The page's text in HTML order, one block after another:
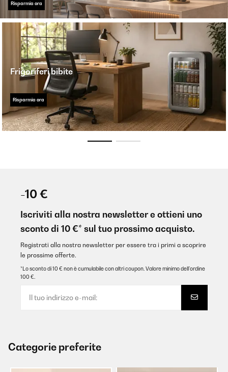
Risparmia ora
Frigoriferi bibite
Risparmia ora
-10 €
Iscriviti alla nostra newsletter e ottieni uno
sconto di 10 €* sul tuo prossimo acquisto.
Registrati alla nostra newsletter per essere tra i primi a scoprire
le prossime offerte.
*Lo sconto di 10 € non è cumulabile con altri coupon. Valore minimo dell’ordine
100 €.
Categorie preferite